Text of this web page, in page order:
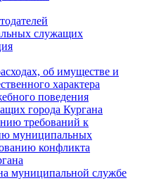
служащих
об имуществе и
характера
поведения
города Кургана
требований к
муниципальных
конфликта
муниципальной службе